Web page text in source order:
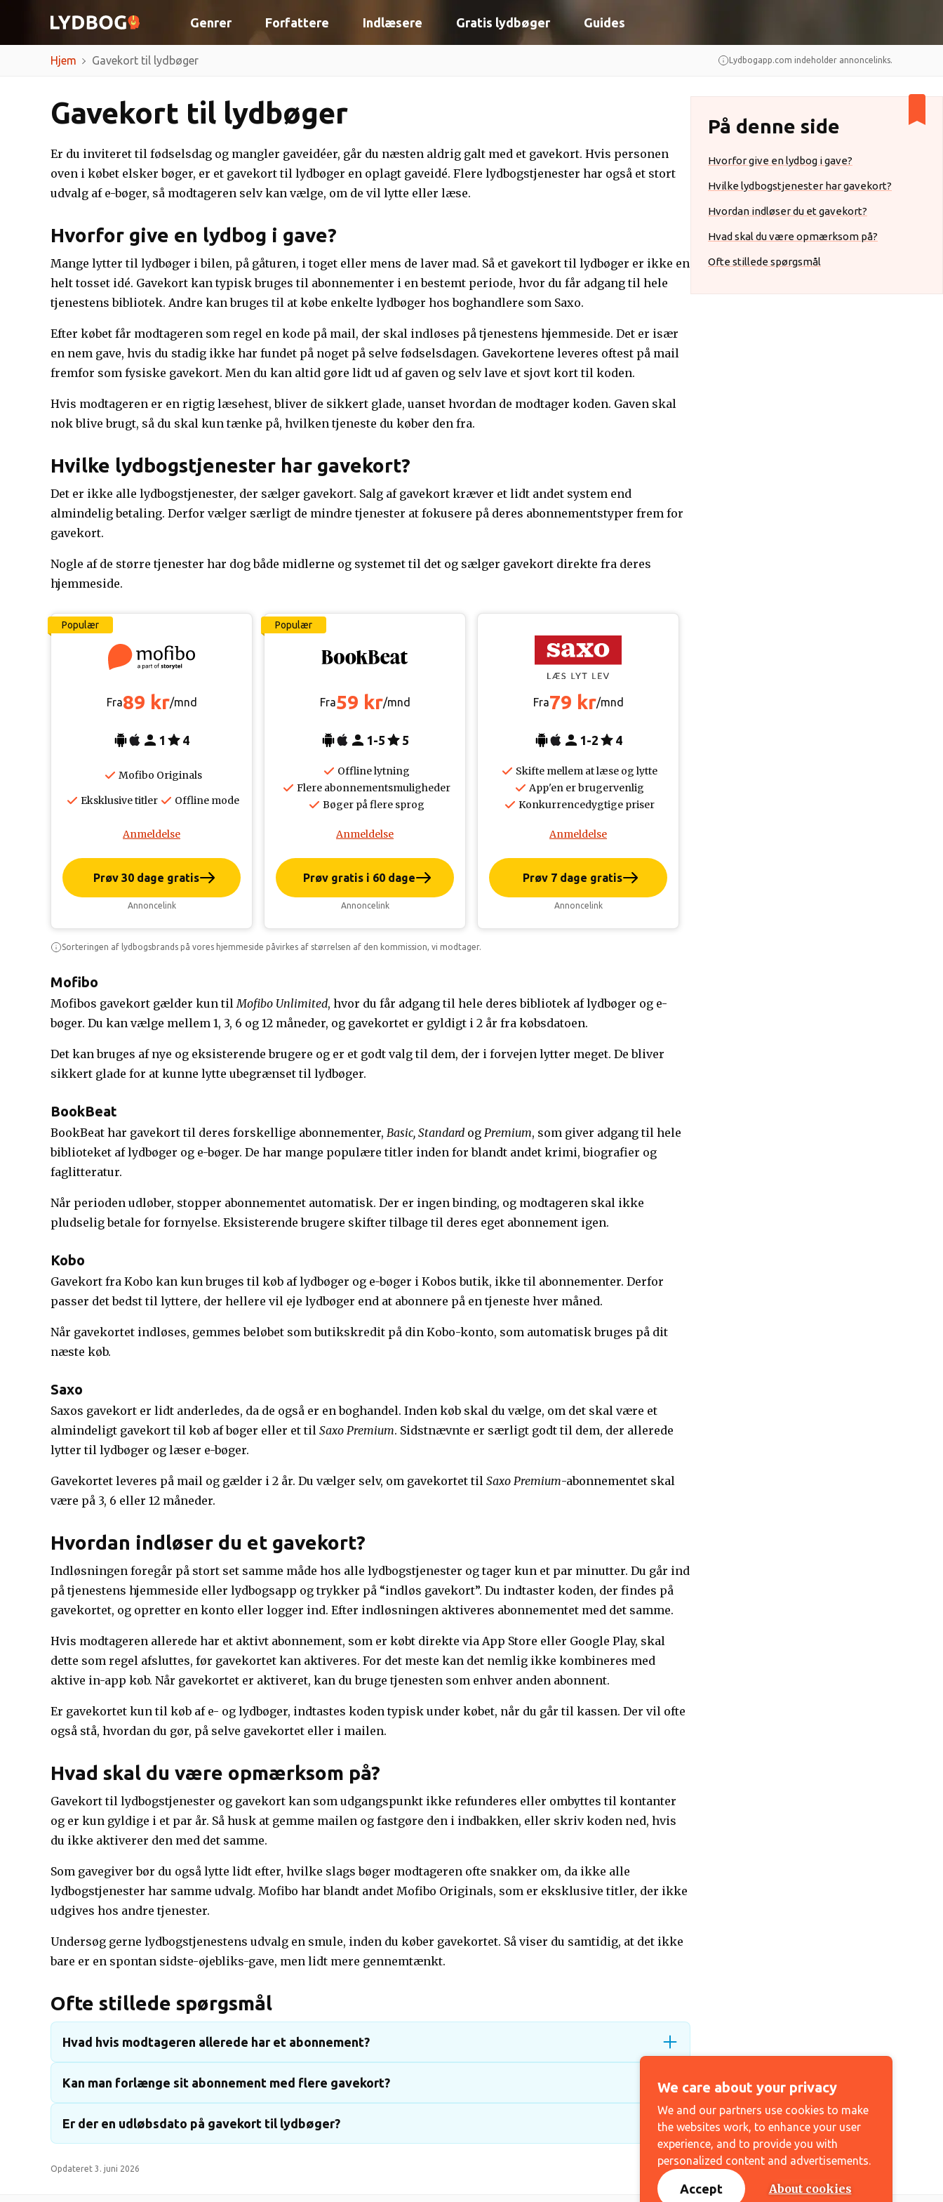
Genrer Forfattere Indlæsere Gratis lydbøger Guides
Hjem Gavekort til lydbøger Lydbogapp.com indeholder annoncelinks.
Gavekort til lydbøger
Er du inviteret til fødselsdag og mangler gaveidéer, går du næsten aldrig galt med et gavekort. Hvis personen
oven i købet elsker bøger, er et gavekort til lydbøger en oplagt gaveidé. Flere lydbogstjenester har også et stort
udvalg af e-bøger, så modtageren selv kan vælge, om de vil lytte eller læse.
Hvorfor give en lydbog i gave?
Mange lytter til lydbøger i bilen, på gåturen, i toget eller mens de laver mad. Så et gavekort til lydbøger er ikke en
helt tosset idé. Gavekort kan typisk bruges til abonnementer i en bestemt periode, hvor du får adgang til hele
tjenestens bibliotek. Andre kan bruges til at købe enkelte lydbøger hos boghandlere som Saxo.
Efter købet får modtageren som regel en kode på mail, der skal indløses på tjenestens hjemmeside. Det er især
en nem gave, hvis du stadig ikke har fundet på noget på selve fødselsdagen. Gavekortene leveres oftest på mail
fremfor som fysiske gavekort. Men du kan altid gøre lidt ud af gaven og selv lave et sjovt kort til koden.
Hvis modtageren er en rigtig læsehest, bliver de sikkert glade, uanset hvordan de modtager koden. Gaven skal
nok blive brugt, så du skal kun tænke på, hvilken tjeneste du køber den fra.
Hvilke lydbogstjenester har gavekort?
Det er ikke alle lydbogstjenester, der sælger gavekort. Salg af gavekort kræver et lidt andet system end
almindelig betaling. Derfor vælger særligt de mindre tjenester at fokusere på deres abonnementstyper frem for
gavekort.
Nogle af de større tjenester har dog både midlerne og systemet til det og sælger gavekort direkte fra deres
hjemmeside.
Populær
Fra89 kr/mnd
1 4
Mofibo Originals
Eksklusive titler
Offline mode
Anmeldelse
Prøv 30 dage gratis
Annoncelink
Populær
Fra59 kr/mnd
1-5 5
Offline lytning
Flere abonnementsmuligheder
Bøger på flere sprog
Anmeldelse
Prøv gratis i 60 dage
Annoncelink
Fra79 kr/mnd
1-2 4
Skifte mellem at læse og lytte
App'en er brugervenlig
Konkurrencedygtige priser
Anmeldelse
Prøv 7 dage gratis
Annoncelink
Sorteringen af lydbogsbrands på vores hjemmeside påvirkes af størrelsen af den kommission, vi modtager.
Mofibo
Mofibos gavekort gælder kun tilMofibo Unlimited, hvor du får adgang til hele deres bibliotek af lydbøger og e-
bøger. Du kan vælge mellem 1, 3, 6 og 12 måneder, og gavekortet er gyldigt i 2 år fra købsdatoen.
Det kan bruges af nye og eksisterende brugere og er et godt valg til dem, der i forvejen lytter meget. De bliver
sikkert glade for at kunne lytte ubegrænset til lydbøger.
BookBeat
BookBeat har gavekort til deres forskellige abonnementer, Basic, Standard og Premium, som giver adgang til hele
biblioteket af lydbøger og e-bøger. De har mange populære titler inden for blandt andet krimi, biografier og
faglitteratur.
Når perioden udløber, stopper abonnementet automatisk. Der er ingen binding, og modtageren skal ikke
pludselig betale for fornyelse. Eksisterende brugere skifter tilbage til deres eget abonnement igen.
Kobo
Gavekort fra Kobo kan kun bruges til køb af lydbøger og e-bøger i Kobos butik, ikke til abonnementer. Derfor
passer det bedst til lyttere, der hellere vil eje lydbøger end at abonnere på en tjeneste hver måned.
Når gavekortet indløses, gemmes beløbet som butikskredit på din Kobo-konto, som automatisk bruges på dit
næste køb.
Saxo
Saxos gavekort er lidt anderledes, da de også er en boghandel. Inden køb skal du vælge, om det skal være et
almindeligt gavekort til køb af bøger eller et til Saxo Premium. Sidstnævnte er særligt godt til dem, der allerede
lytter til lydbøger og læser e-bøger.
Gavekortet leveres på mail og gælder i 2 år. Du vælger selv, om gavekortet til Saxo Premium-abonnementet skal
være på 3, 6 eller 12 måneder.
Hvordan indløser du et gavekort?
Indløsningen foregår på stort set samme måde hos alle lydbogstjenester og tager kun et par minutter. Du går ind
på tjenestens hjemmeside eller lydbogsapp og trykker på “indløs gavekort”. Du indtaster koden, der findes på
gavekortet, og opretter en konto eller logger ind. Efter indløsningen aktiveres abonnementet med det samme.
Hvis modtageren allerede har et aktivt abonnement, som er købt direkte via App Store eller Google Play, skal
dette som regel afsluttes, før gavekortet kan aktiveres. For det meste kan det nemlig ikke kombineres med
aktive in-app køb. Når gavekortet er aktiveret, kan du bruge tjenesten som enhver anden abonnent.
Er gavekortet kun til køb af e- og lydbøger, indtastes koden typisk under købet, når du går til kassen. Der vil ofte
også stå, hvordan du gør, på selve gavekortet eller i mailen.
Hvad skal du være opmærksom på?
Gavekort til lydbogstjenester og gavekort kan som udgangspunkt ikke refunderes eller ombyttes til kontanter
og er kun gyldige i et par år. Så husk at gemme mailen og fastgøre den i indbakken, eller skriv koden ned, hvis
du ikke aktiverer den med det samme.
Som gavegiver bør du også lytte lidt efter, hvilke slags bøger modtageren ofte snakker om, da ikke alle
lydbogstjenester har samme udvalg. Mofibo har blandt andet Mofibo Originals, som er eksklusive titler, der ikke
udgives hos andre tjenester.
Undersøg gerne lydbogstjenestens udvalg en smule, inden du køber gavekortet. Så viser du samtidig, at det ikke
bare er en spontan sidste-øjebliks-gave, men lidt mere gennemtænkt.
Ofte stillede spørgsmål
Hvad hvis modtageren allerede har et abonnement?
Kan man forlænge sit abonnement med flere gavekort?
Er der en udløbsdato på gavekort til lydbøger?
Opdateret 3. juni 2026
På denne side
Hvorfor give en lydbog i gave?
Hvilke lydbogstjenester har gavekort?
Hvordan indløser du et gavekort?
Hvad skal du være opmærksom på?
Ofte stillede spørgsmål
We care about your privacy
We and our partners use cookies to make
the websites work, to enhance your user
experience, and to provide you with
personalized content and advertisements.
Accept About cookies